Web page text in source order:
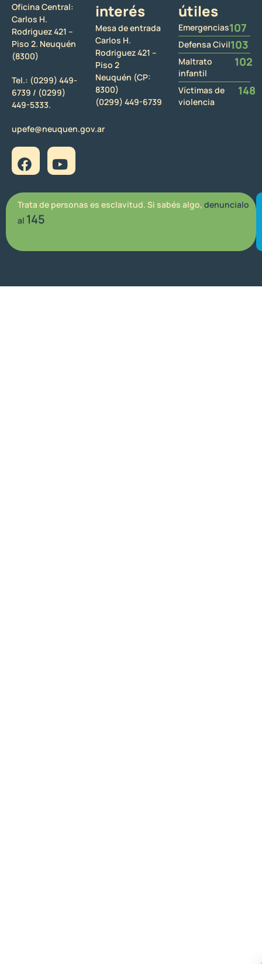
Oficina Central:
Carlos H.
Rodriguez 421 –
Piso 2. Neuquén
(8300)
Tel.: (0299) 449-
6739 / (0299)
449-5333.
upefe@neuquen.gov.ar
interés
Mesa de entrada
Carlos H.
Rodriguez 421 –
Piso 2
Neuquén (CP:
8300)
(0299) 449-6739
útiles
Emergencias107
Defensa Civil103
Maltrato
infantil
102
Víctimas de
violencia
148
Trata de personas es esclavitud. Si sabés algo, denuncialo
al 145